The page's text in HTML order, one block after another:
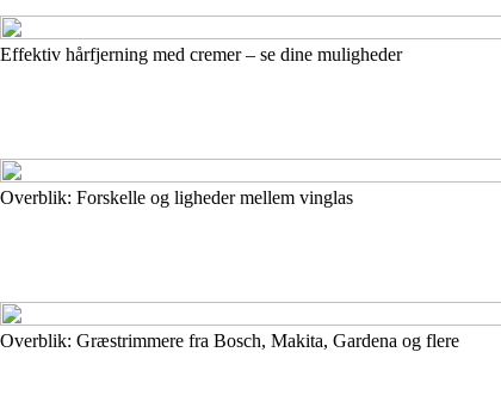
Effektiv hårfjerning med cremer – se dine muligheder
Overblik: Forskelle og ligheder mellem vinglas
Overblik: Græstrimmere fra Bosch, Makita, Gardena og flere